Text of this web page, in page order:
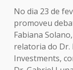
No dia 23 de
promoveu
Fabiana
relatoria do Dr.
Investments,